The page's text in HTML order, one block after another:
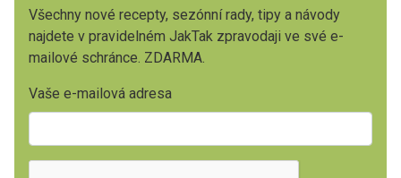
Všechny nové recepty, sezónní rady, tipy a návody
najdete v pravidelném JakTak zpravodaji ve své e-
mailové schránce. ZDARMA.
Vaše e-mailová adresa